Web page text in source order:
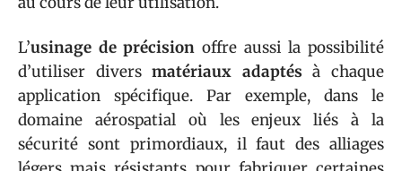
L’usinage de précision offre aussi la possibilité
d’utiliser diversmatériaux adaptés à chaque
application spécifique. Par exemple, dans le
domaine aérospatial où les enjeux liés à la
sécurité sont primordiaux, il faut des alliages